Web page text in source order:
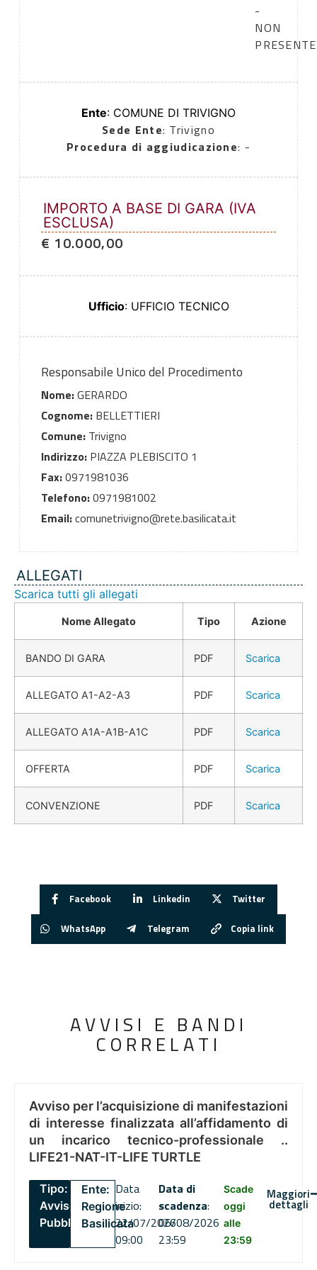
-
NON
PRESENTE
Ente: COMUNE DI TRIVIGNO
Sede Ente: Trivigno
Procedura di aggiudicazione: -
IMPORTO A BASE DI GARA (IVA
ESCLUSA)
€ 10.000,00
Ufficio: UFFICIO TECNICO
Responsabile Unico del Procedimento
Nome:GERARDO
Cognome:BELLETTIERI
Comune:Trivigno
Indirizzo:PIAZZA PLEBISCITO 1
Fax:0971981036
Telefono:0971981002
Email:comunetrivigno@rete.basilicata.it
ALLEGATI
Scarica tutti gli allegati
Nome Allegato Tipo Azione
BANDO DI GARA PDF Scarica
ALLEGATO A1-A2-A3 PDF Scarica
ALLEGATO A1A-A1B-A1C PDF Scarica
OFFERTA PDF Scarica
CONVENZIONE PDF Scarica
Facebook Linkedin Twitter
WhatsApp Telegram Copia link
AVVISI E BANDI
CORRELATI
Avviso per l’acquisizione di manifestazioni
di interesse finalizzata all’affidamento di
un incarico tecnico-professionale ..
LIFE21-NAT-IT-LIFE TURTLE
Tipo:
Avviso
Pubblico
Ente:
Regione
Basilicata
Data
inizio:
22/07/2026
09:00
Data di
scadenza:
06/08/2026
23:59
Scade
oggi
alle
23:59
Maggiori
dettagli